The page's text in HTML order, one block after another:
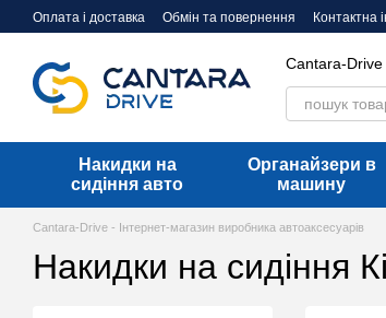
Перейти до основного контенту
Оплата і доставка Обмін та повернення Контактна
Cantara-Drive
Накидки на
сидіння авто
Органайзери в
машину
Cantara-Drive - Інтернет-магазин виробника автоаксесуарів
Накидки на сидіння